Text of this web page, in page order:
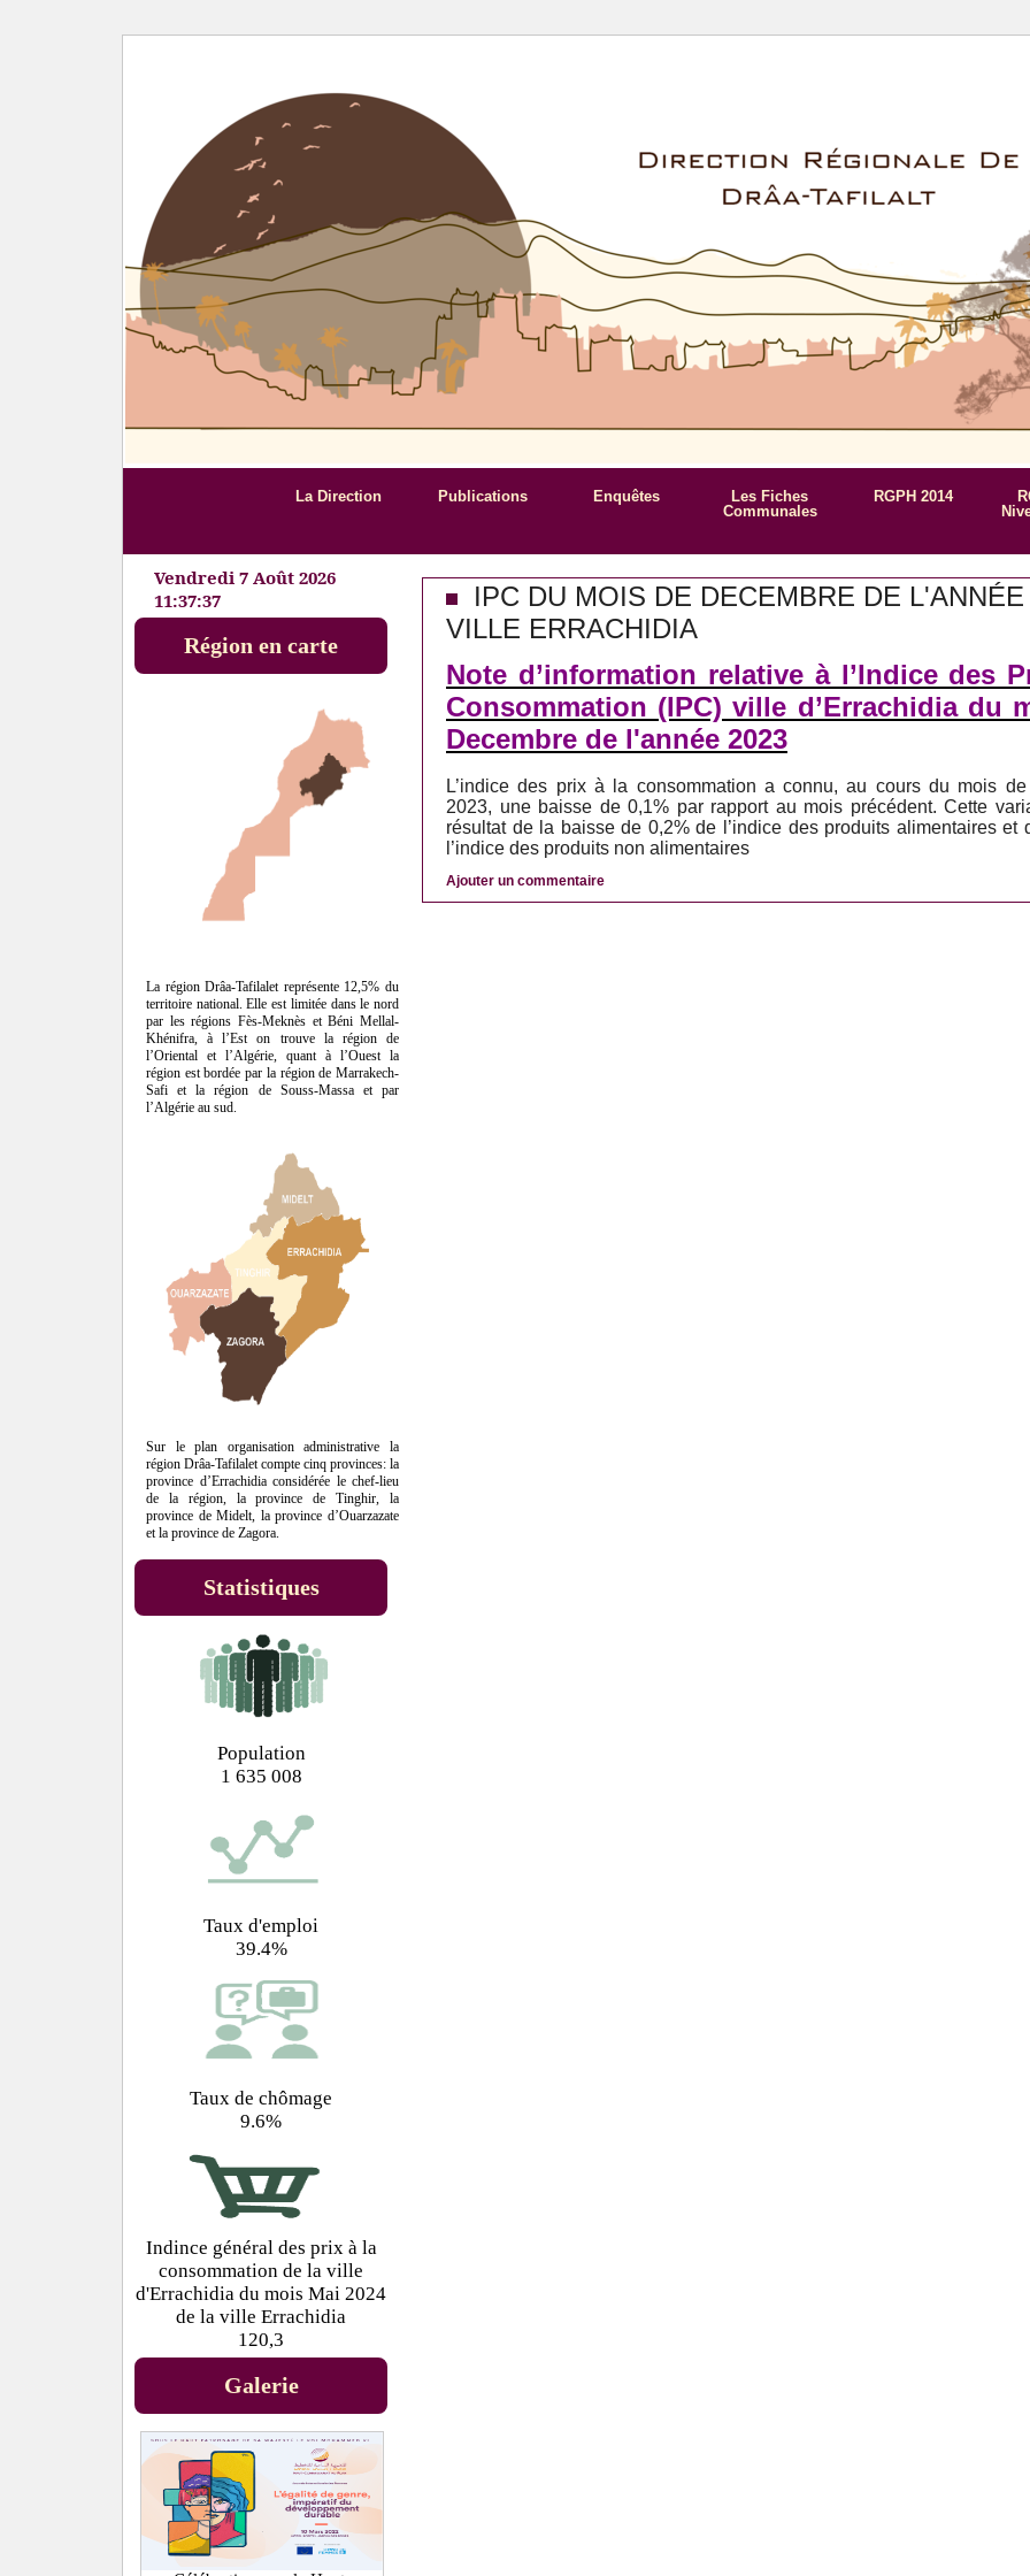
La Direction Publications Enquêtes
Les Fiches
Communales
RGPH 2014
Vendredi 7 Août 2026
11:37:38
Région en carte
La région Drâa-Tafilalet représente 12,5% du
territoire national. Elle est limitée dans le nord
par les régions Fès-Meknès et Béni Mellal-
Khénifra, à l’Est on trouve la région de
l’Oriental et l’Algérie, quant à l’Ouest la
région est bordée par la région de Marrakech-
Safi et la région de Souss-Massa et par
l’Algérie au sud.
Sur le plan organisation administrative la
région Drâa-Tafilalet compte cinq provinces: la
province d’Errachidia considérée le chef-lieu
de la région, la province de Tinghir, la
province de Midelt, la province d’Ouarzazate
et la province de Zagora.
Statistiques
Population
1 635 008
Taux d'emploi
39.4%
Taux de chômage
9.6%
Indince général des prix à la
consommation de la ville
d'Errachidia du mois Mai 2024
de la ville Errachidia
120,3
Galerie
IPC DU MOIS DE DECEMBRE DE
VILLE ERRACHIDIA
Note d’information relative à l’Indice des
Consommation (IPC) ville d’Errachidia du
Decembre de l'année 2023
L’indice des prix à la consommation a connu, au cours du mois de
2023, une baisse de 0,1% par rapport au mois précédent. Cette
résultat de la baisse de 0,2% de l’indice des produits alimentaires et
l’indice des produits non alimentaires
Ajouter un commentaire